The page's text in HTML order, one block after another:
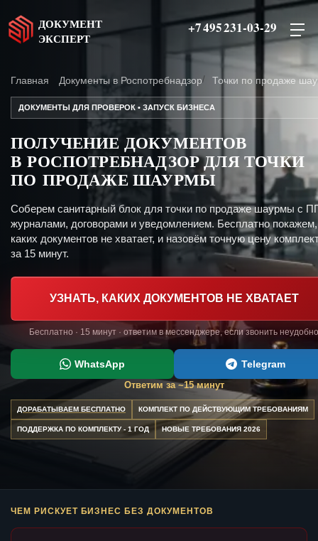
ДОКУМЕНТ
ЭКСПЕРТ
+7 495 231-03-29
Главная Документы в Роспотребнадзор Точки по продаже
ДОКУМЕНТЫ ДЛЯ ПРОВЕРОК • ЗАПУСК БИЗНЕСА
ПОЛУЧЕНИЕ ДОКУМЕНТОВ
В РОСПОТРЕБНАДЗОР ДЛЯ ТОЧКИ
ПО ПРОДАЖЕ ШАУРМЫ
Соберем санитарный блок для точки по продаже шаурмы с
журналами, договорами и уведомлением. Бесплатно покажем,
каких документов не хватает, и назовём точную цену
за 15 минут.
УЗНАТЬ, КАКИХ ДОКУМЕНТОВ НЕ ХВАТАЕТ
Бесплатно · 15 минут · ответим в мессенджере, если звонить неудобно
WhatsApp Telegram
Ответим за ~15 минут
ДОРАБАТЫВАЕМ БЕСПЛАТНО КОМПЛЕКТ ПО ДЕЙСТВУЮЩИМ ТРЕБОВАНИЯМ
ПОДДЕРЖКА ПО КОМПЛЕКТУ - 1 ГОД НОВЫЕ ТРЕБОВАНИЯ 2026
ЧЕМ РИСКУЕТ БИЗНЕС БЕЗ ДОКУМЕНТОВ